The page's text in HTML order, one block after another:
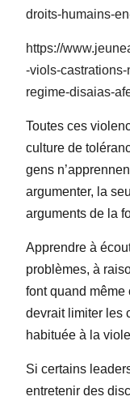
droits-humains-
https://
-viols-
regime-disaias-
Toutes ces
culture de
gens
argumenter, la
arguments de la
Apprendre à
problèmes, à
font quand
devrait limiter les
habituée à la
Si certains
entretenir des